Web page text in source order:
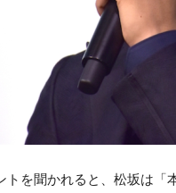
トを聞かれると、松坂は「